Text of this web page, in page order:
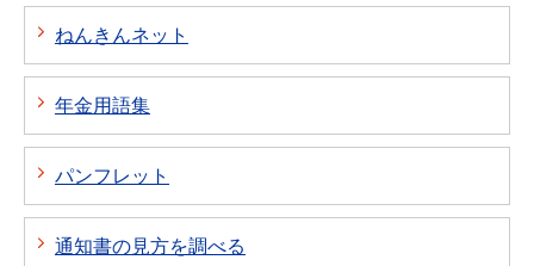
ねんきんネット
年金用語集
パンフレット
通知書の見方を調べる